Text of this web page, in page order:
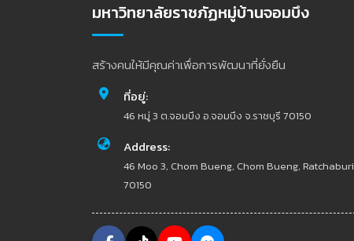
มหาวิทยาลัยราชภัฏหมู่บ้านจอมบึง
สร้างคนให้มีคุณค่าเพื่อการพัฒนาที่ยั่งยืน
ที่อยู่:
46 หมู่ 3 ต.จอมบึง อ.จอมบึง จ.ราชบุรี 70150
Address:
46 Moo 3, Chom Bueng, Chom Bueng, Ratchaburi
70150